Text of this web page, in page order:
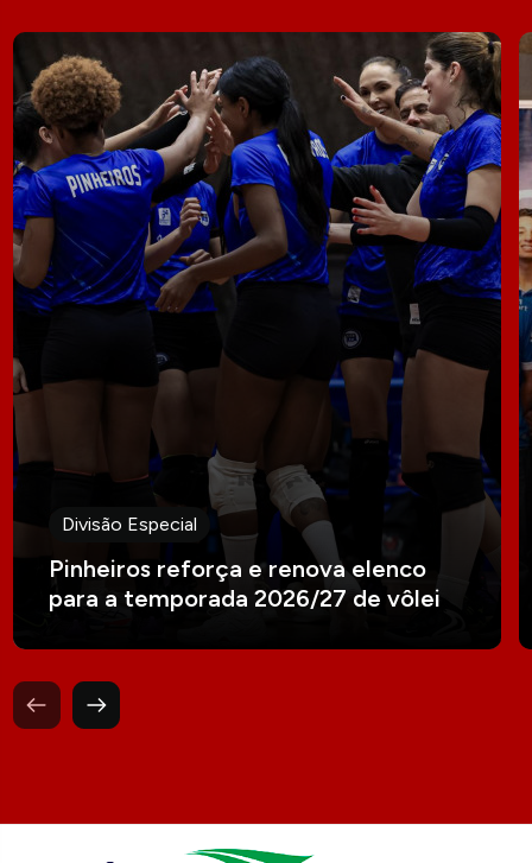
Divisão Especial
Pinheiros reforça e renova elenco
para a temporada 2026/27 de vôlei